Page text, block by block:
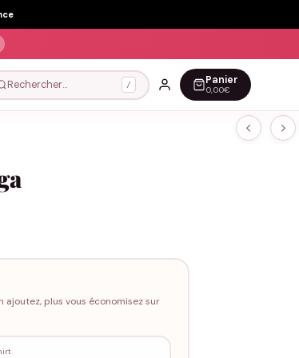
Rechercher… / Panier
0,00€
ajoutez, plus vous économisez sur